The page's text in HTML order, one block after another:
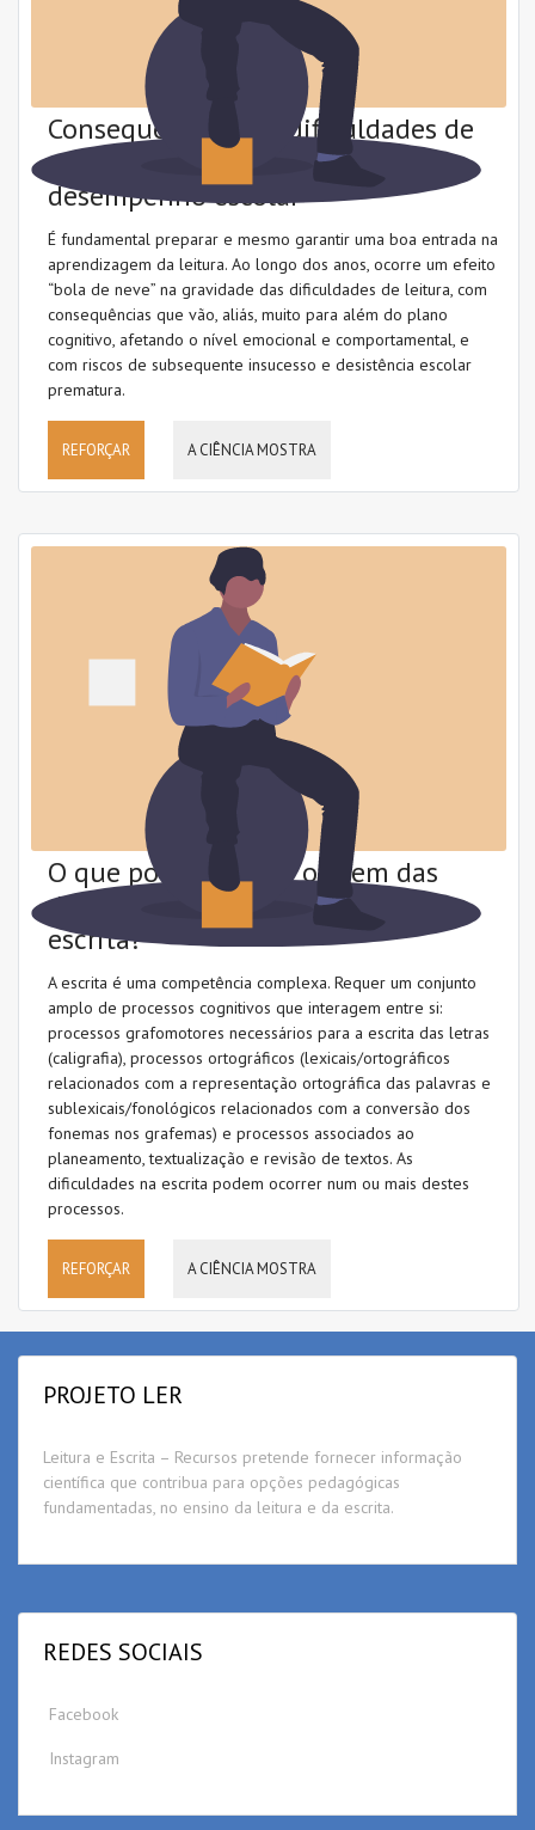
Consequências das dificuldades de
aprendizagem da leitura para o
desempenho escolar
É fundamental preparar e mesmo garantir uma boa entrada na
aprendizagem da leitura. Ao longo dos anos, ocorre um efeito
“bola de neve” na gravidade das dificuldades de leitura, com
consequências que vão, aliás, muito para além do plano
cognitivo, afetando o nível emocional e comportamental, e
com riscos de subsequente insucesso e desistência escolar
prematura.
REFORÇAR A CIÊNCIA MOSTRA
O que pode estar na origem das
dificuldades de aprendizagem da
escrita?
A escrita é uma competência complexa. Requer um conjunto
amplo de processos cognitivos que interagem entre si:
processos grafomotores necessários para a escrita das letras
(caligrafia), processos ortográficos (lexicais/ortográficos
relacionados com a representação ortográfica das palavras e
sublexicais/fonológicos relacionados com a conversão dos
fonemas nos grafemas) e processos associados ao
planeamento, textualização e revisão de textos. As
dificuldades na escrita podem ocorrer num ou mais destes
processos.
REFORÇAR A CIÊNCIA MOSTRA
PROJETO LER
Leitura e Escrita – Recursos pretende fornecer informação
científica que contribua para opções pedagógicas
fundamentadas, no ensino da leitura e da escrita.
REDES SOCIAIS
Facebook
Instagram